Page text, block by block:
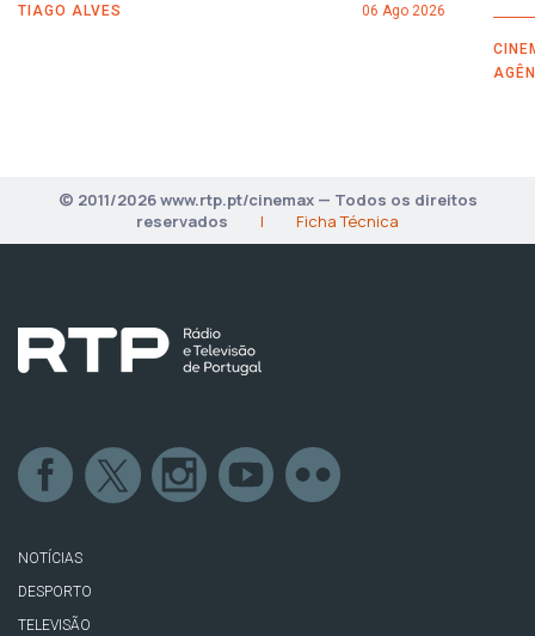
TIAGO ALVES 06 Ago 2026
© 2011/2026 www.rtp.pt/cinemax — Todos os direitos
reservados
| Ficha Técnica
NOTÍCIAS
DESPORTO
TELEVISÃO